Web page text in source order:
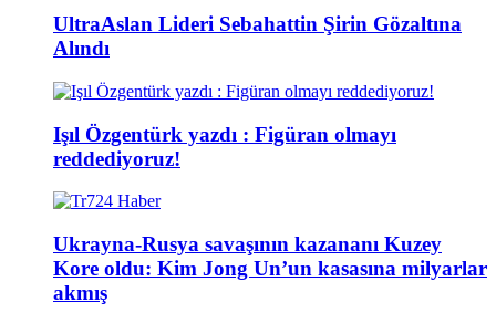
UltraAslan Lideri Sebahattin Şirin Gözaltına
Alındı
Işıl Özgentürk yazdı : Figüran olmayı
reddediyoruz!
Ukrayna-Rusya savaşının kazananı Kuzey
Kore oldu: Kim Jong Un’un kasasına milyarlar
akmış